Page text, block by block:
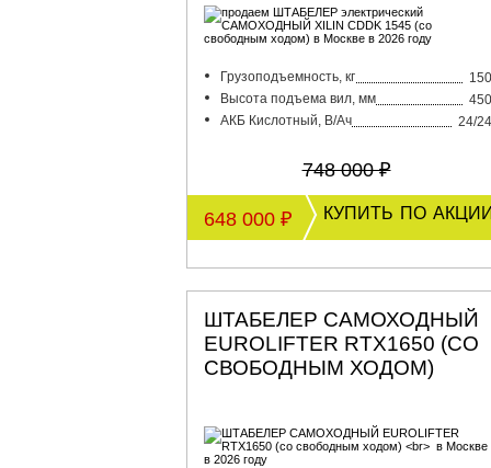
Грузоподъемность, кг
Высота подъема вил, мм
АКБ Кислотный, В/Ач
24/
748 000 ₽
648 000 ₽ купить по
ШТАБЕЛЕР САМОХОДНЫЙ
EUROLIFTER RTX1650 (СО
СВОБОДНЫМ ХОДОМ)